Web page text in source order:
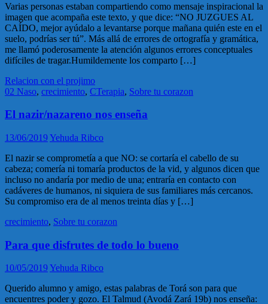
Varias personas estaban compartiendo como mensaje inspiracional la
imagen que acompaña este texto, y que dice: “NO JUZGUES AL
CAÍDO, mejor ayúdalo a levantarse porque mañana quién este en el
suelo, podrías ser tú”. Más allá de errores de ortografía y gramática,
me llamó poderosamente la atención algunos errores conceptuales
difíciles de tragar.Humildemente los comparto […]
Relacion con el projimo
02 Naso, crecimiento, CTerapia, Sobre tu corazon
El nazir/nazareno nos enseña
13/06/2019Yehuda Ribco
El nazir se comprometía a que NO: se cortaría el cabello de su
cabeza; comería ni tomaría productos de la vid, y algunos dicen que
incluso no andaría por medio de una; entraría en contacto con
cadáveres de humanos, ni siquiera de sus familiares más cercanos.
Su compromiso era de al menos treinta días y […]
crecimiento, Sobre tu corazon
Para que disfrutes de todo lo bueno
10/05/2019Yehuda Ribco
Querido alumno y amigo, estas palabras de Torá son para que
encuentres poder y gozo. El Talmud (Avodá Zará 19b) nos enseña: